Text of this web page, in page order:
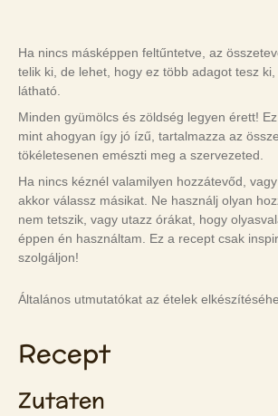
Ha nincs másképpen feltűntetve, az
telik ki, de lehet, hogy ez több adagot tesz
látható.
Minden gyümölcs és zöldség legyen érett!
mint ahogyan így jó ízű, tartalmazza az
tökéletesenen emészti meg a szervezeted.
Ha nincs kéznél valamilyen hozzátevőd,
akkor válassz másikat. Ne használj olyan
nem tetszik, vagy utazz órákat, hogy
éppen én használtam. Ez a recept csak
szolgáljon!
Általános utmutatókat az ételek
Recept
Zutaten